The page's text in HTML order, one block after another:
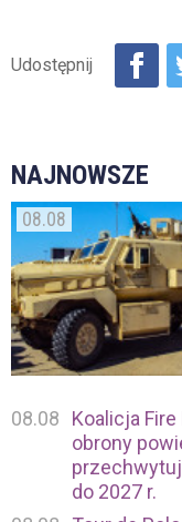
NAJNOWSZE
08.08
08.08
Koalicja
obrony
do 2027 r.